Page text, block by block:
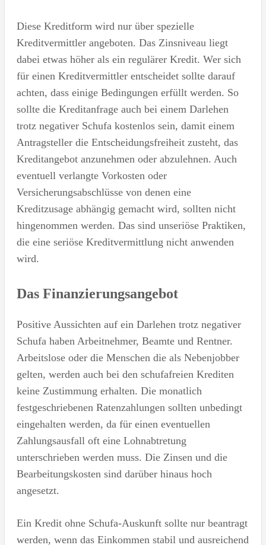
Diese Kreditform wird nur über spezielle
Kreditvermittler angeboten. Das Zinsniveau liegt
dabei etwas höher als ein regulärer Kredit. Wer sich
für einen Kreditvermittler entscheidet sollte darauf
achten, dass einige Bedingungen erfüllt werden. So
sollte die Kreditanfrage auch bei einem Darlehen
trotz negativer Schufa kostenlos sein, damit einem
Antragsteller die Entscheidungsfreiheit zusteht, das
Kreditangebot anzunehmen oder abzulehnen. Auch
eventuell verlangte Vorkosten oder
Versicherungsabschlüsse von denen eine
Kreditzusage abhängig gemacht wird, sollten nicht
hingenommen werden. Das sind unseriöse Praktiken,
die eine seriöse Kreditvermittlung nicht anwenden
wird.
Das Finanzierungsangebot
Positive Aussichten auf ein Darlehen trotz negativer
Schufa haben Arbeitnehmer, Beamte und Rentner.
Arbeitslose oder die Menschen die als Nebenjobber
gelten, werden auch bei den schufafreien Krediten
keine Zustimmung erhalten. Die monatlich
festgeschriebenen Ratenzahlungen sollten unbedingt
eingehalten werden, da für einen eventuellen
Zahlungsausfall oft eine Lohnabtretung
unterschrieben werden muss. Die Zinsen und die
Bearbeitungskosten sind darüber hinaus hoch
angesetzt.
Ein Kredit ohne Schufa-Auskunft sollte nur beantragt
werden, wenn das Einkommen stabil und ausreichend